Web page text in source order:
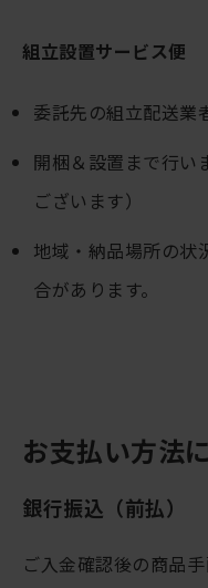
組立設置サービス便
委託先の組立配送業
開梱＆設置まで行い
ございます）
地域・納品場所の状
合があります。
お支払い方法
銀行振込（前払）
ご入金確認後の商品